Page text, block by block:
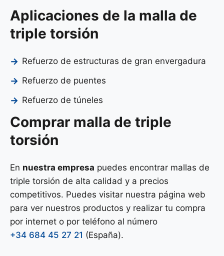
Aplicaciones de la malla de
triple torsión
Refuerzo de estructuras de gran envergadura
Refuerzo de puentes
Refuerzo de túneles
Comprar malla de triple
torsión
En nuestra empresa puedes encontrar mallas de
triple torsión de alta calidad y a precios
competitivos. Puedes visitar nuestra página web
para ver nuestros productos y realizar tu compra
por internet o por teléfono al número
+34 684 45 27 21 (España).